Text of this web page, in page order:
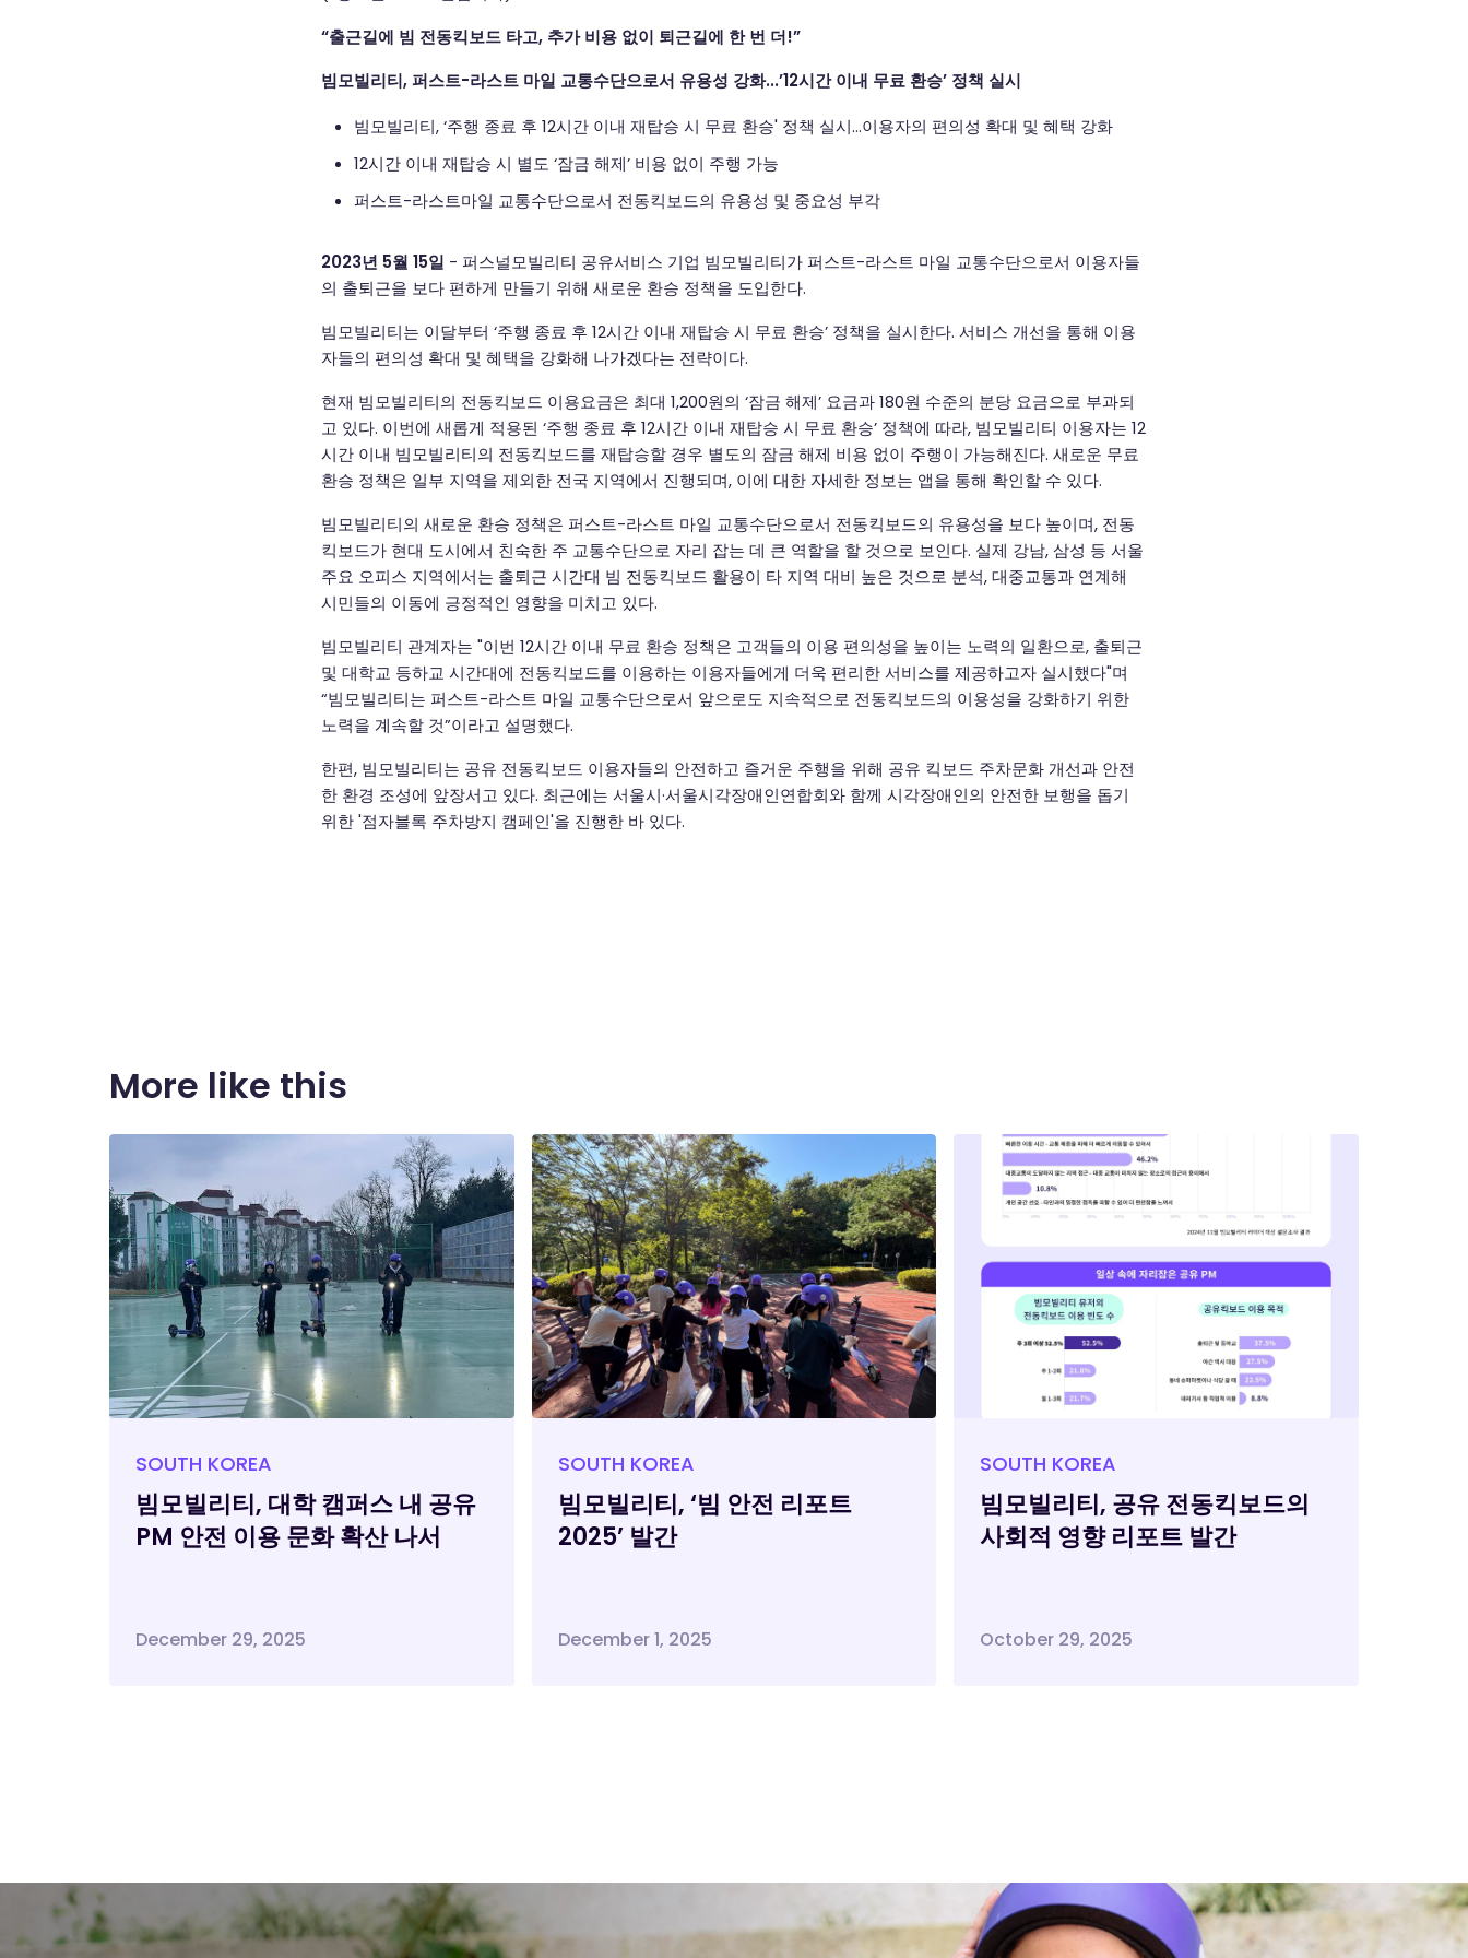
“출근길에 빔 전동킥보드 타고, 추가 비용 없이 퇴근길에 한 번 더!”
빔모빌리티, 퍼스트-라스트 마일 교통수단으로서 유용성 강화...’12시간 이내 무료 환승’ 정책 실시
빔모빌리티, ‘주행 종료 후 12시간 이내 재탑승 시 무료 환승' 정책 실시…이용자의 편의성 확대 및 혜택 강화
12시간 이내 재탑승 시 별도 ‘잠금 해제’ 비용 없이 주행 가능
퍼스트-라스트마일 교통수단으로서 전동킥보드의 유용성 및 중요성 부각
2023년 5월 15일 - 퍼스널모빌리티 공유서비스 기업 빔모빌리티가 퍼스트-라스트 마일 교통수단으로서 이용자들
의 출퇴근을 보다 편하게 만들기 위해 새로운 환승 정책을 도입한다.
빔모빌리티는 이달부터 ‘주행 종료 후 12시간 이내 재탑승 시 무료 환승’ 정책을 실시한다. 서비스 개선을 통해 이용
자들의 편의성 확대 및 혜택을 강화해 나가겠다는 전략이다.
현재 빔모빌리티의 전동킥보드 이용요금은 최대 1,200원의 ‘잠금 해제’ 요금과 180원 수준의 분당 요금으로 부과되
고 있다. 이번에 새롭게 적용된 ‘주행 종료 후 12시간 이내 재탑승 시 무료 환승’ 정책에 따라, 빔모빌리티 이용자는 12
시간 이내 빔모빌리티의 전동킥보드를 재탑승할 경우 별도의 잠금 해제 비용 없이 주행이 가능해진다. 새로운 무료
환승 정책은 일부 지역을 제외한 전국 지역에서 진행되며, 이에 대한 자세한 정보는 앱을 통해 확인할 수 있다.
빔모빌리티의 새로운 환승 정책은 퍼스트-라스트 마일 교통수단으로서 전동킥보드의 유용성을 보다 높이며, 전동
킥보드가 현대 도시에서 친숙한 주 교통수단으로 자리 잡는 데 큰 역할을 할 것으로 보인다. 실제 강남, 삼성 등 서울
주요 오피스 지역에서는 출퇴근 시간대 빔 전동킥보드 활용이 타 지역 대비 높은 것으로 분석, 대중교통과 연계해
시민들의 이동에 긍정적인 영향을 미치고 있다.
빔모빌리티 관계자는 "이번 12시간 이내 무료 환승 정책은 고객들의 이용 편의성을 높이는 노력의 일환으로, 출퇴근
및 대학교 등하교 시간대에 전동킥보드를 이용하는 이용자들에게 더욱 편리한 서비스를 제공하고자 실시했다"며
“빔모빌리티는 퍼스트-라스트 마일 교통수단으로서 앞으로도 지속적으로 전동킥보드의 이용성을 강화하기 위한
노력을 계속할 것”이라고 설명했다.
한편, 빔모빌리티는 공유 전동킥보드 이용자들의 안전하고 즐거운 주행을 위해 공유 킥보드 주차문화 개선과 안전
한 환경 조성에 앞장서고 있다. 최근에는 서울시·서울시각장애인연합회와 함께 시각장애인의 안전한 보행을 돕기
위한 '점자블록 주차방지 캠페인'을 진행한 바 있다.
More like this
SOUTH KOREA
빔모빌리티, 대학 캠퍼스 내 공유
PM 안전 이용 문화 확산 나서
December 29, 2025
SOUTH KOREA
빔모빌리티, ‘빔 안전 리포트
2025’ 발간
December 1, 2025
SOUTH KOREA
빔모빌리티, 공유 전동킥보드의
사회적 영향 리포트 발간
October 29, 2025